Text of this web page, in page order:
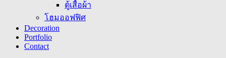
ตู้เสื้อผ้า
โฮมออฟฟิศ
Decoration
Portfolio
Contact